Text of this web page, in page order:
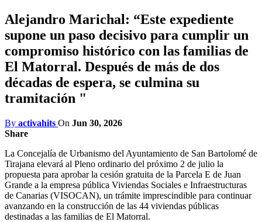
Alejandro Marichal: “Este expediente
supone un paso decisivo para cumplir un
compromiso histórico con las familias de
El Matorral. Después de más de dos
décadas de espera, se culmina su
tramitación "
By activahits On Jun 30, 2026
Share
La Concejalía de Urbanismo del Ayuntamiento de San Bartolomé de
Tirajana elevará al Pleno ordinario del próximo 2 de julio la
propuesta para aprobar la cesión gratuita de la Parcela E de Juan
Grande a la empresa pública Viviendas Sociales e Infraestructuras
de Canarias (VISOCAN), un trámite imprescindible para continuar
avanzando en la construcción de las 44 viviendas públicas
destinadas a las familias de El Matorral.